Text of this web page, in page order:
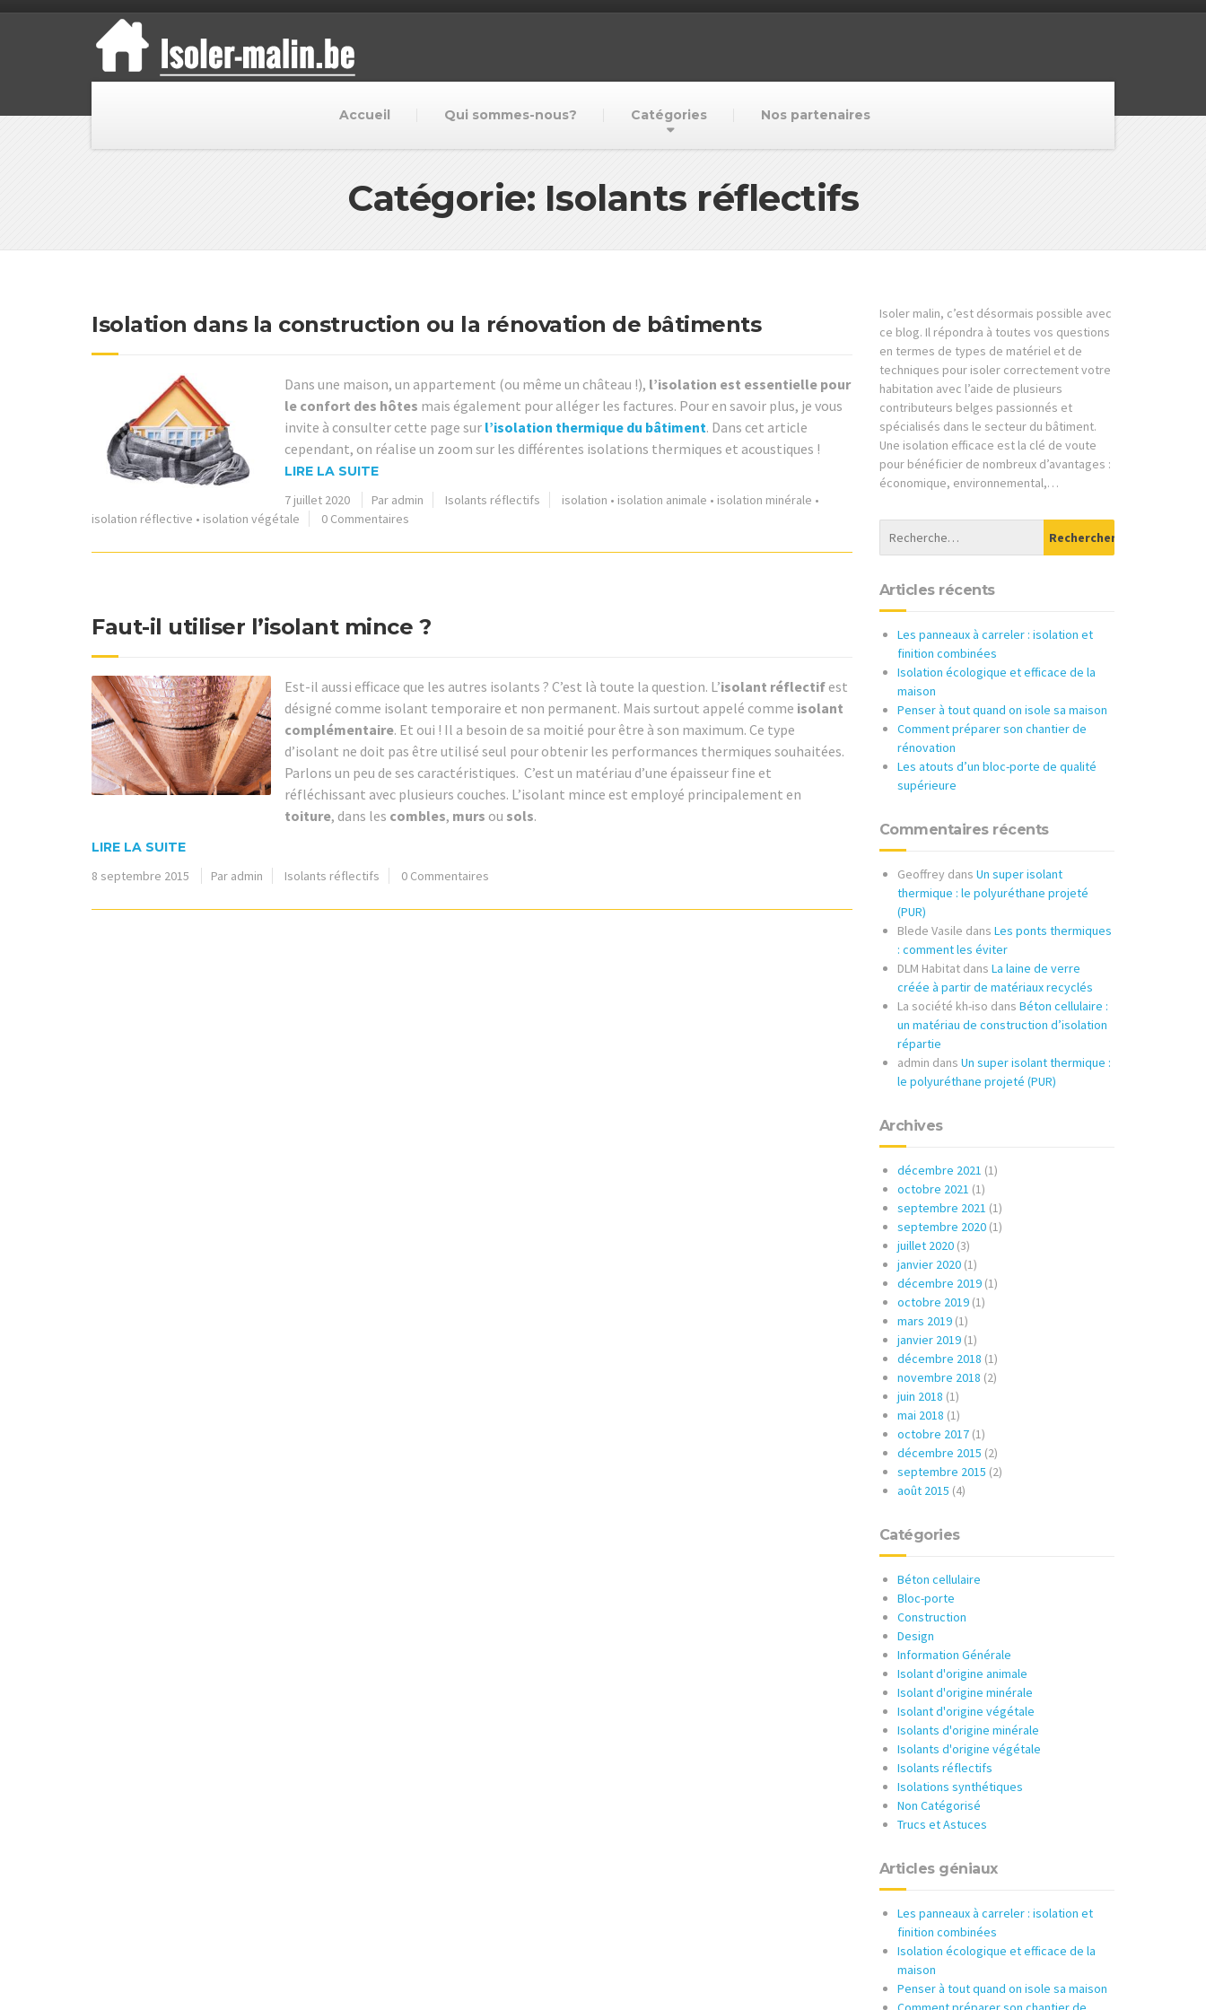
Accueil Qui sommes-nous? Catégories Nos partenaires
Catégorie: Isolants réflectifs
Isolation dans la construction ou la rénovation de bâtiments
Dans une maison, un appartement (ou même un château !), l’isolation est essentielle pour
le confort des hôtes mais également pour alléger les factures. Pour en savoir plus, je vous
invite à consulter cette page sur l’isolation thermique du bâtiment. Dans cet article
cependant, on réalise un zoom sur les différentes isolations thermiques et acoustiques !
LIRE LA SUITE
7 juillet 2020
Par admin Isolants réflectifs isolation • isolation animale • isolation minérale •
isolation réflective • isolation végétale 0 Commentaires
Faut-il utiliser l’isolant mince ?
Est-il aussi efficace que les autres isolants ? C’est là toute la question. L’isolant réflectif est
désigné comme isolant temporaire et non permanent. Mais surtout appelé comme isolant
complémentaire. Et oui ! Il a besoin de sa moitié pour être à son maximum. Ce type
d’isolant ne doit pas être utilisé seul pour obtenir les performances thermiques souhaitées.
Parlons un peu de ses caractéristiques. C’est un matériau d’une épaisseur fine et
réfléchissant avec plusieurs couches. L’isolant mince est employé principalement en
toiture, dans les combles, murs ou sols.
LIRE LA SUITE
8 septembre 2015
Par admin Isolants réflectifs 0 Commentaires
Isoler malin, c’est désormais possible avec
ce blog. Il répondra à toutes vos questions
en termes de types de matériel et de
techniques pour isoler correctement votre
habitation avec l’aide de plusieurs
contributeurs belges passionnés et
spécialisés dans le secteur du bâtiment.
Une isolation efficace est la clé de voute
pour bénéficier de nombreux d’avantages :
économique, environnemental,…
Articles récents
Les panneaux à carreler : isolation et
finition combinées
Isolation écologique et efficace de la
maison
Penser à tout quand on isole sa maison
Comment préparer son chantier de
rénovation
Les atouts d’un bloc-porte de qualité
supérieure
Commentaires récents
Geoffrey dans Un super isolant
thermique : le polyuréthane projeté
(PUR)
Blede Vasile dans Les ponts thermiques
: comment les éviter
DLM Habitatdans La laine de verre
créée à partir de matériaux recyclés
La société kh-iso dans Béton cellulaire :
un matériau de construction d’isolation
répartie
admin dans Un super isolant thermique :
le polyuréthane projeté (PUR)
Archives
décembre 2021 (1)
octobre 2021 (1)
septembre 2021 (1)
septembre 2020(1)
juillet 2020(3)
janvier 2020(1)
décembre 2019(1)
octobre 2019(1)
mars 2019(1)
janvier 2019(1)
décembre 2018 (1)
novembre 2018 (2)
juin 2018 (1)
mai 2018 (1)
octobre 2017(1)
décembre 2015 (2)
septembre 2015 (2)
août 2015 (4)
Catégories
Béton cellulaire
Bloc-porte
Construction
Design
Information Générale
Isolant d'origine animale
Isolant d'origine minérale
Isolant d'origine végétale
Isolants d'origine minérale
Isolants d'origine végétale
Isolants réflectifs
Isolations synthétiques
Non Catégorisé
Trucs et Astuces
Articles géniaux
Les panneaux à carreler : isolation et
finition combinées
Isolation écologique et efficace de la
maison
Penser à tout quand on isole sa maison